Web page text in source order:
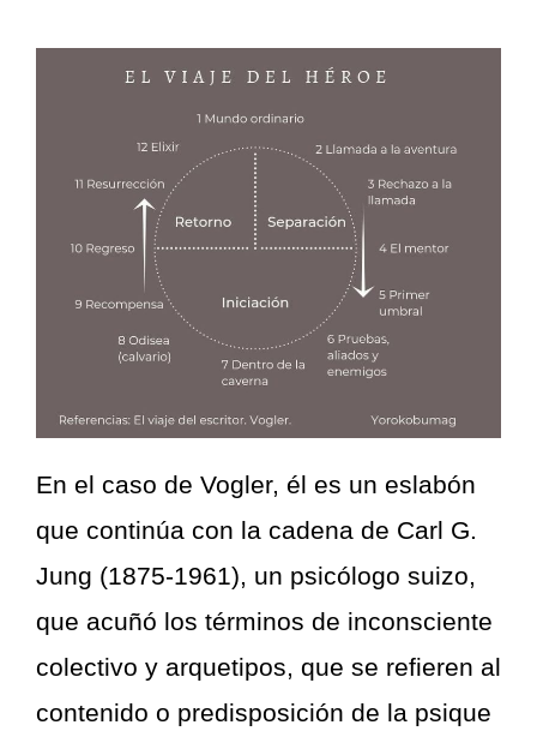
En el caso de Vogler, él es un eslabón
que continúa con la cadena de Carl G.
Jung (1875-1961), un psicólogo suizo,
que acuñó los términos de inconsciente
colectivo y arquetipos, que se refieren al
contenido o predisposición de la psique